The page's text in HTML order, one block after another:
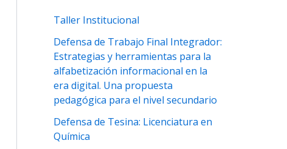
Taller Institucional
Defensa de Trabajo Final Integrador:
Estrategias y herramientas para la
alfabetización informacional en la
era digital. Una propuesta
pedagógica para el nivel secundario
Defensa de Tesina: Licenciatura en
Química